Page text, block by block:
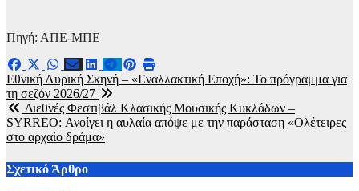
Πηγή: ΑΠΕ-ΜΠΕ
Πλοήγηση
άρθρων
Εθνική Λυρική Σκηνή – «Εναλλακτική Εποχή»: Το πρόγραμμα για
τη σεζόν 2026/27
Διεθνές Φεστιβάλ Κλασικής Μουσικής Κυκλάδων –
SYRREO: Ανοίγει η αυλαία απόψε με την παράσταση «Ολέτειρες
στο αρχαίο δράμα»
Σχετικό Άρθρο